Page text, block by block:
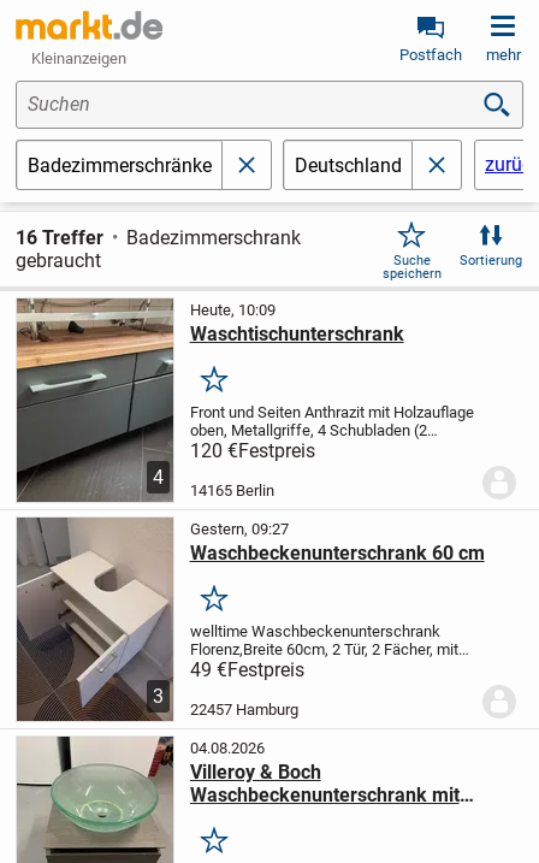
Kleinanzeigen Postfach mehr
Suchen
Badezimmerschränke schließenDeutschland schließen
16 Treffer
Badezimmerschrank
gebraucht
Suche
speichern
Sortierung
4
Heute, 10:09
Waschtischunterschrank
Merken
Front und Seiten Anthrazit mit Holzauflage
oben, Metallgriffe, 4 Schubladen (2
fkache, 2 hohe)Breite 1,20 m
Waschtischunterschrank für
Doppelwaschbecken mit Füßen zum...
120 €Festpreis
14165 Berlin
3
Gestern, 09:27
Waschbeckenunterschrank 60 cm
Merken
welltime Waschbeckenunterschrank
Florenz,Breite 60cm, 2 Tür, 2 Fächer, mit
Siphonausschnitt, MDF-Front,
Badschrank, Kommode, Bad
Korpus: weiß1/2 Jahr alt sehr gut erhalten
Neupreis...
49 €Festpreis
22457 Hamburg
04.08.2026
Villeroy & Boch
Waschbeckenunterschrank mit
Merken